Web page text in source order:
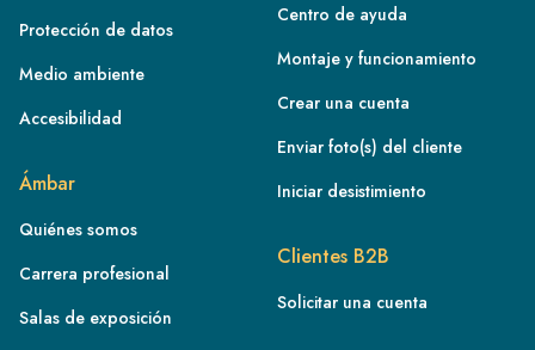
Protección de datos
Medio ambiente
Accesibilidad
Ámbar
Quiénes somos
Carrera profesional
Salas de exposición
Centro de ayuda
Montaje y funcionamiento
Crear una cuenta
Enviar foto(s) del cliente
Iniciar desistimiento
Clientes B2B
Solicitar una cuenta
IE
IT
NL
ES